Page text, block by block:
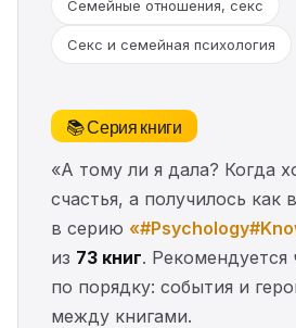
Семейные отношения, секс
Секс и семейная психология
📚 Серия книги
«А тому ли я дала? Когда
счастья, а получилось как
в серию
из 73 книг. Рекомендуется
по порядку: события и
между книгами.